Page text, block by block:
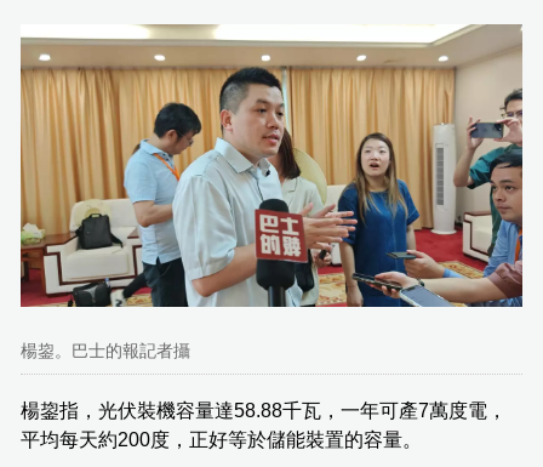
楊鋆。巴士的報記者攝
楊鋆指，光伏裝機容量達58.88千瓦，一年可產7萬度電，
平均每天約200度，正好等於儲能裝置的容量。